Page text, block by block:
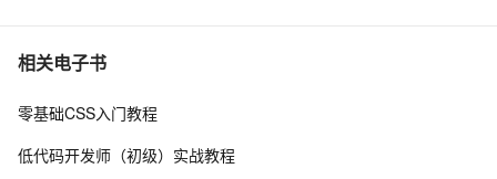
相关电子书
零基础CSS入门教程
低代码开发师（初级）实战教程